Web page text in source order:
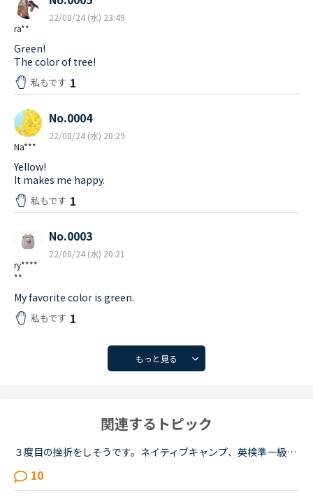
ra**
22/08/24 (水) 23:49
Green!
The color of tree!
私もです 1
Na***
No.0004
22/08/24 (水) 20:29
Yellow!
It makes me happy.
私もです 1
ry****
**
No.0003
22/08/24 (水) 20:21
My favorite color is green.
私もです 1
もっと見る
関連するトピック
３度目の挫折をしそうです。ネイティブキャンプ、英検準一級の二次試験の対策をしていたころは、フリートークを使って、ネイティブキャンプに大変お世話になりました。でも、その後、どうしても授業を受けるのを...
10